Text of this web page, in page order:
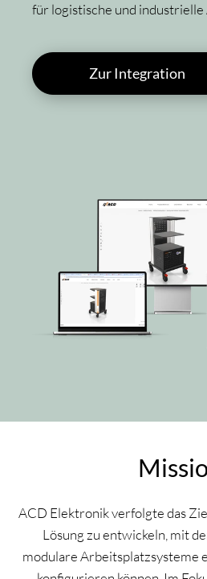
für logistische und
Zur Integration
ACD Elektronik verfolgte das
Lösung zu entwickeln, mit
modulare Arbeitsplatzsysteme